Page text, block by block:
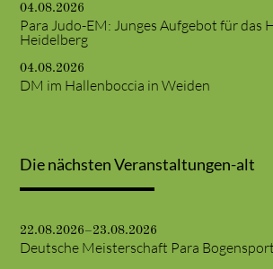
04.08.2026
Para Judo-EM: Junges Aufgebot für das
Heidelberg
04.08.2026
DM im Hallenboccia in Weiden
Die nächsten Veranstaltungen-alt
22.08.2026–23.08.2026
Deutsche Meisterschaft Para Bogensport